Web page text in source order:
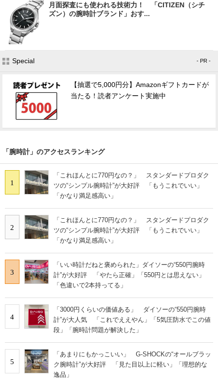
月面探査にも使われる技術力！ 「CITIZEN（シチ
ズン）の腕時計ブランド」おす...
Special - PR -
【抽選で5,000円分】Amazonギフトカードが
当たる！読者アンケート実施中
「腕時計」のアクセスランキング
1
「これほんとに770円なの？」 スタンダードプロダク
ツの“シンプル腕時計”が大好評 「もうこれでいい」
「かなり満足感高い」
2
「これほんとに770円なの？」 スタンダードプロダク
ツの“シンプル腕時計”が大好評 「もうこれでいい」
「かなり満足感高い」
3
「いい時計だねと褒められた」ダイソーの“550円腕時
計”が大好評 「やたら正確」「550円とは思えない」
「色違いで2本持ってる」
4
「3000円くらいの価値ある」 ダイソーの“550円腕時
計”が大人気 「これでええやん」「5気圧防水でこの値
段」「腕時計問題が解決した」
5
「あまりにもかっこいい」 G-SHOCKの“オールブラッ
ク腕時計”が大好評 「見た目以上に軽い」「理想的な
逸品」